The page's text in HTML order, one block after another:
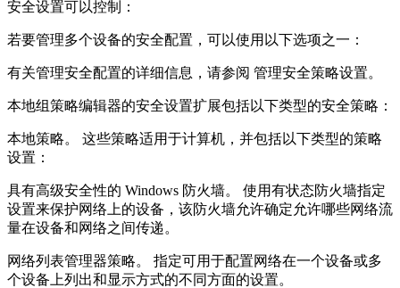
安全设置可以控制：
若要管理多个设备的安全配置，可以使用以下选项之一：
有关管理安全配置的详细信息，请参阅 管理安全策略设置。
本地组策略编辑器的安全设置扩展包括以下类型的安全策略：
本地策略。 这些策略适用于计算机，并包括以下类型的策略
设置：
具有高级安全性的 Windows 防火墙。 使用有状态防火墙指定
设置来保护网络上的设备，该防火墙允许确定允许哪些网络流
量在设备和网络之间传递。
网络列表管理器策略。 指定可用于配置网络在一个设备或多
个设备上列出和显示方式的不同方面的设置。